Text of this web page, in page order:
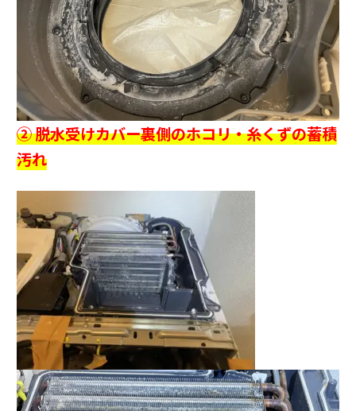
② 脱水受けカバー裏側のホコリ・糸くずの蓄積
汚れ